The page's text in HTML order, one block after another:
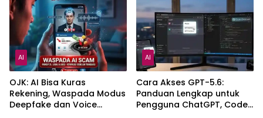
AI
OJK: AI Bisa Kuras
Rekening, Waspada Modus
Deepfake dan Voice
AI
Cara Akses GPT-5.6:
Panduan Lengkap untuk
Pengguna ChatGPT, Codex,